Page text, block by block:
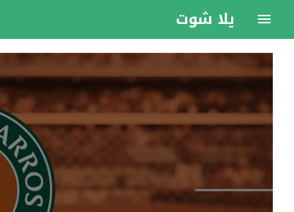
يلا شوت